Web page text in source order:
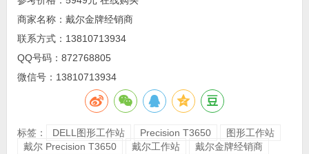
商家名称：戴尔金牌经销商
联系方式：13810713934
QQ号码： 872768805
微信号：13810713934
标签： DELL图形工作站 Precision T3650
图形工作站
戴尔 Precision T3650
戴尔工作站 戴尔金牌经销商